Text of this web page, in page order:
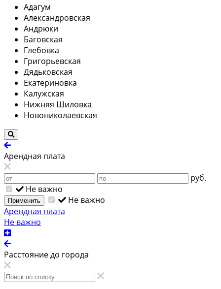
Адагум
Александровская
Андрюки
Баговская
Глебовка
Григорьевская
Дядьковская
Екатериновка
Калужская
Нижняя Шиловка
Новониколаевская
Арендная плата
руб.
Не важно
Применить
Не важно
Арендная плата
Не важно
Расстояние до города